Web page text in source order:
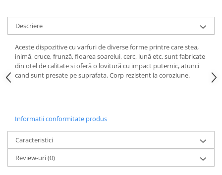
Ciocane Miniatura
Curatare Bijuterii
Dispozitive Bratari
Dispozitive Inele
Fierastraie / Panze
Mandrine si Burghie
Menghine
Modelarea Metalului
Descriere
Aceste dispozitive cu varfuri de diverse forme printre care stea,
inimă, cruce, frunză, floarea soarelui, cerc, lună etc. sunt fabricate
din otel de calitate si oferă o lovitură cu impact puternic, atunci
cand sunt presate pe suprafata. Corp rezistent la coroziune.
Informatii conformitate produs
Caracteristici
Review-uri(0)